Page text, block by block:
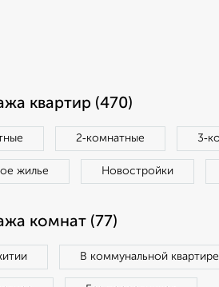
квартир (470)
2‑комнатные
жилье Новостройки
комнат (77)
В коммунальной квартире